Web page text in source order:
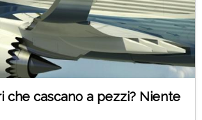
che cascano a pezzi? Niente